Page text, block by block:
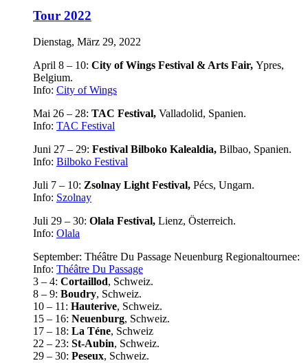
Tour 2022
Dienstag, März 29, 2022
April 8 – 10: City of Wings Festival & Arts Fair, Ypres,
Belgium.
Info: City of Wings
Mai 26 – 28: TAC Festival, Valladolid, Spanien.
Info: TAC Festival
Juni 27 – 29: Festival Bilboko Kalealdia, Bilbao, Spanien.
Info: Bilboko Festival
Juli 7 – 10: Zsolnay Light Festival, Pécs, Ungarn.
Info: Szolnay
Juli 29 – 30: Olala Festival, Lienz, Österreich.
Info: Olala
September: Théâtre Du Passage Neuenburg Regionaltournee:
Info: Théâtre Du Passage
3 – 4: Cortaillod, Schweiz.
8 – 9: Boudry, Schweiz.
10 – 11: Hauterive, Schweiz.
15 – 16: Neuenburg, Schweiz.
17 – 18: La Téne, Schweiz
22 – 23: St-Aubin, Schweiz.
29 – 30: Peseux, Schweiz.